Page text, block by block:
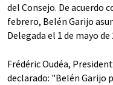
del Consejo. De acuerdo
febrero, Belén Garijo
Delegada el 1 de mayo de
Frédéric Oudéa,
declarado: "Belén Garijo